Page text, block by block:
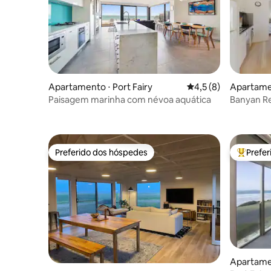
Apartamento ⋅ Port Fairy 4,5 de uma
4,5 (8)
Paisagem marinha com névoa aquática
Banyan
Preferido dos hóspedes
Preferido dos hóspedes Entre